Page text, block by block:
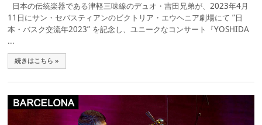
日本の伝統楽器である津軽三味線のデュオ・吉田兄弟が、2023年4月
11日にサン・セバスティアンのビクトリア・エウヘニア劇場にて ”日
本・バスク交流年2023” を記念し、ユニークなコンサート『YOSHIDA
...
続きはこちら »